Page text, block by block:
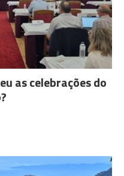
as celebrações do